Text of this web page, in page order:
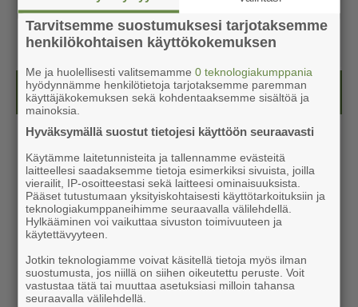
Kesälehti (ilmainen)
Tarvitsemme suostumuksesi tarjotaksemme
henkilökohtaisen käyttökokemuksen
Me ja huolellisesti valitsemamme0 teknologiakumppania
hyödynnämme henkilötietoja tarjotaksemme paremman
käyttäjäkokemuksen sekä kohdentaaksemme sisältöä ja
mainoksia.
Hyväksymällä suostut tietojesi käyttöön seuraavasti
Käytämme laitetunnisteita ja tallennamme evästeitä
laitteellesi saadaksemme tietoja esimerkiksi sivuista, joilla
vierailit, IP-osoitteestasi sekä laitteesi ominaisuuksista.
Pääset tutustumaan yksityiskohtaisesti käyttötarkoituksiin ja
teknologiakumppaneihimme seuraavalla välilehdellä.
Hylkääminen voi vaikuttaa sivuston toimivuuteen ja
käytettävyyteen.
Jotkin teknologiamme voivat käsitellä tietoja myös ilman
suostumusta, jos niillä on siihen oikeutettu peruste. Voit
vastustaa tätä tai muuttaa asetuksiasi milloin tahansa
seuraavalla välilehdellä.